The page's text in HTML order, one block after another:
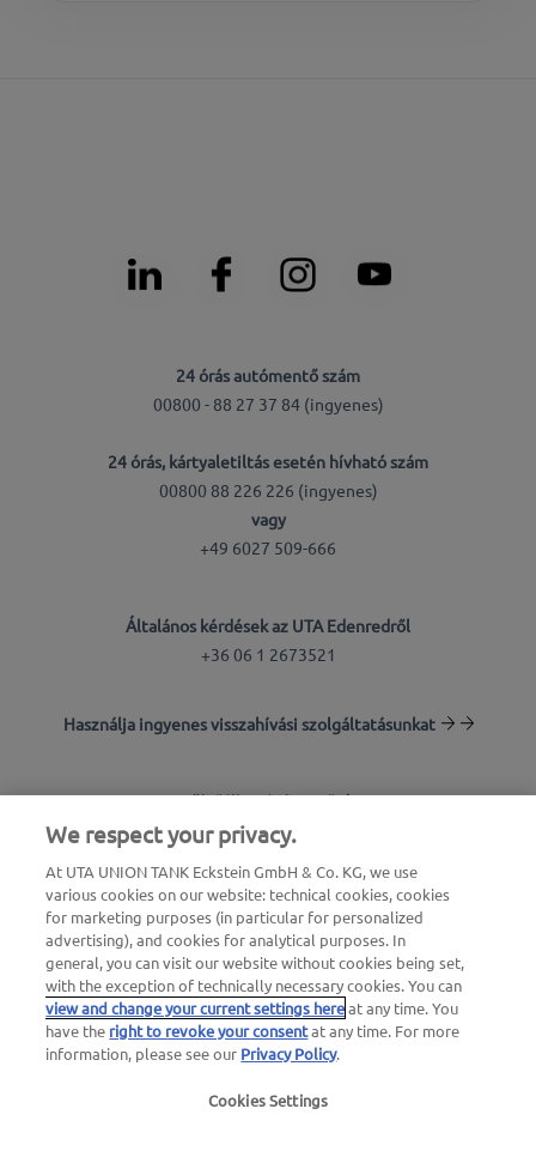
24 órás autómentő szám
00800 - 88 27 37 84 (ingyenes)
24 órás, kártyaletiltás esetén hívható szám
00800 88 226 226 (ingyenes)
vagy
+49 6027 509-666
Általános kérdések az UTA Edenredről
+36 06 1 2673521
Használja ingyenes visszahívási szolgáltatásunkat
Töltőállomás-kereső
Az UTA Edenredről
szerződési feltételek|Felhasználói feltételek
We respect your privacy.
At UTA UNION TANK Eckstein GmbH & Co. KG, we use
various cookies on our website: technical cookies, cookies
for marketing purposes (in particular for personalized
advertising), and cookies for analytical purposes. In
general, you can visit our website without cookies being set,
with the exception of technically necessary cookies. You can
view and change your current settings hereat any time. You
have the right to revoke your consentat any time. For more
information, please see our Privacy Policy.
Cookies Settings